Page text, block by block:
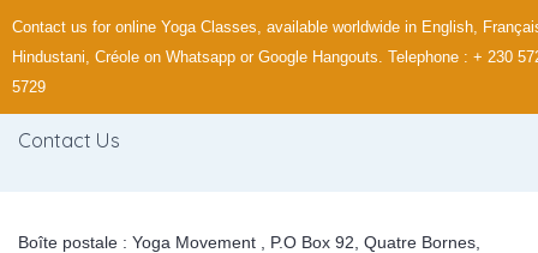
Contact Us
Boîte postale : Yoga Movement , P.O Box 92, Quatre Bornes,
Contact us for online Yoga Classes, available worldwide in English,
Hindustani, Créole on Whatsapp or Google Hangouts. Telephone : + 230
5729